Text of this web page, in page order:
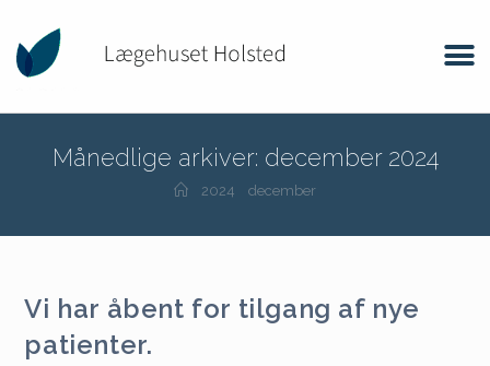
Månedlige arkiver: december 2024
2024 december
Vi har åbent for tilgang af nye
patienter.